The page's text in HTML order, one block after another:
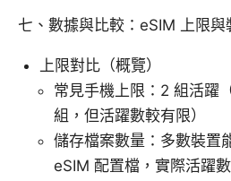
七、數據與比較：eSIM 上限與
上限對比（概覽）
常見手機上限：2 組活躍
組，但活躍數較有限）
儲存檔案數量：多數裝置
eSIM 配置檔，實際活躍